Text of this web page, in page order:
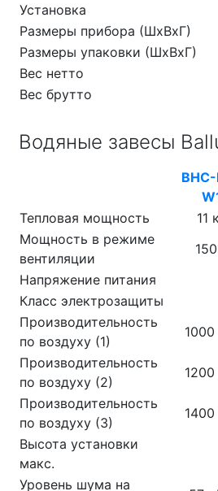
Установка
Размеры прибора (ШхВхГ)
Размеры упаковки (ШхВхГ)
Вес нетто
Вес брутто
Водяные завесы
Тепловая мощность
11
Мощность в режиме
вентиляции
Напряжение питания
Класс электрозащиты
Производительность
по воздуху (1)
Производительность
по воздуху (2)
Производительность
по воздуху (3)
Высота установки
макс.
Уровень шума на